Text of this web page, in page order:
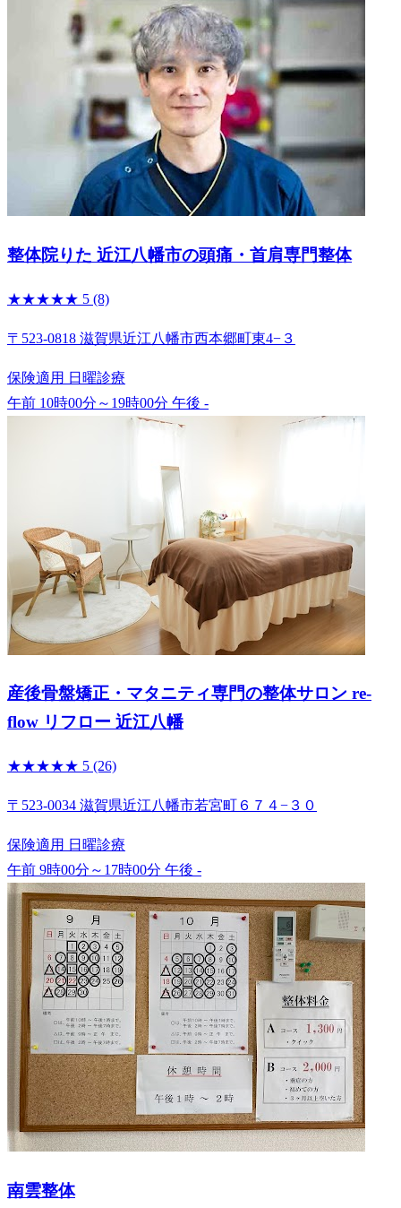
整体院りた 近江八幡市の頭痛・首肩専門整体
★★★★★ 5 (8)
〒523-0818 滋賀県近江八幡市西本郷町東4−３
保険適用 日曜診療
午前 10時00分～19時00分 午後 -
産後骨盤矯正・マタニティ専門の整体サロン re-
flow リフロー 近江八幡
★★★★★ 5 (26)
〒523-0034 滋賀県近江八幡市若宮町６７４−３０
保険適用 日曜診療
午前 9時00分～17時00分 午後 -
南雲整体